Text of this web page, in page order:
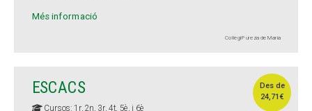
Més informació
Col·legi Pureza de María
Des de
24,71€
ESCACS
Cursos: 1r, 2n, 3r, 4t, 5è, i 6è